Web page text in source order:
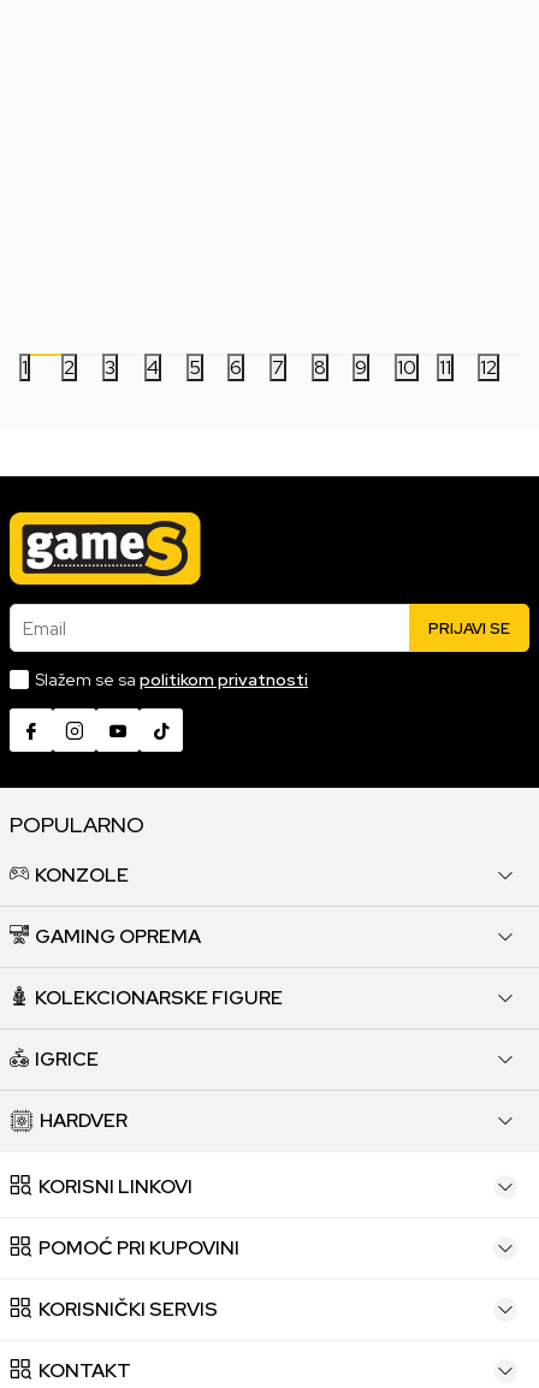
1 2 3 4 5 6 7 8 9 10 11 12
Email PRIJAVI SE
Slažem se sa politikom privatnosti
POPULARNO
KONZOLE
GAMING OPREMA
KOLEKCIONARSKE FIGURE
IGRICE
HARDVER
KORISNI LINKOVI
POMOĆ PRI KUPOVINI
KORISNIČKI SERVIS
KONTAKT